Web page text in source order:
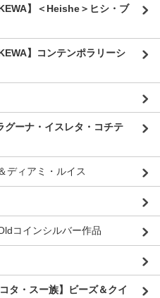
】＜Heishe＞ヒシ・ブ
】コンテンポラリーシ
グーナ・イスレタ・コチテ
ディアミ・ルイス
コインシルバー作品
タ・スー族】ビーズ＆クイ